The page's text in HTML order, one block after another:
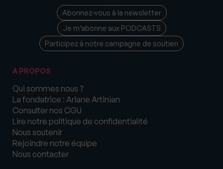
Abonnez-vous à la newsletter
Je m’abonne aux PODCASTS
Participez à notre campagne de soutien
A PROPOS
Qui sommes nous ?
La fondatrice : Ariane Artinian
Consulter nos CGU
Lire notre politique de confidentialité
Nous soutenir
Rejoindre notre équipe
Nous contacter